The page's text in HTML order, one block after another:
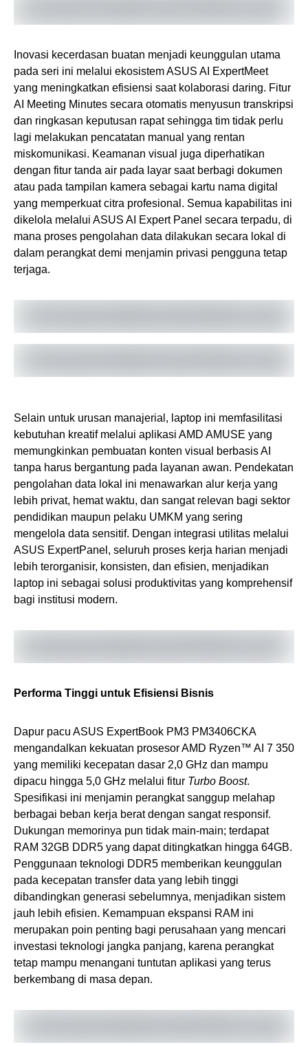
Inovasi kecerdasan buatan menjadi keunggulan utama
pada seri ini melalui ekosistem ASUS AI ExpertMeet
yang meningkatkan efisiensi saat kolaborasi daring. Fitur
AI Meeting Minutes secara otomatis menyusun transkripsi
dan ringkasan keputusan rapat sehingga tim tidak perlu
lagi melakukan pencatatan manual yang rentan
miskomunikasi. Keamanan visual juga diperhatikan
dengan fitur tanda air pada layar saat berbagi dokumen
atau pada tampilan kamera sebagai kartu nama digital
yang memperkuat citra profesional. Semua kapabilitas ini
dikelola melalui ASUS AI Expert Panel secara terpadu, di
mana proses pengolahan data dilakukan secara lokal di
dalam perangkat demi menjamin privasi pengguna tetap
terjaga.
Selain untuk urusan manajerial, laptop ini memfasilitasi
kebutuhan kreatif melalui aplikasi AMD AMUSE yang
memungkinkan pembuatan konten visual berbasis AI
tanpa harus bergantung pada layanan awan. Pendekatan
pengolahan data lokal ini menawarkan alur kerja yang
lebih privat, hemat waktu, dan sangat relevan bagi sektor
pendidikan maupun pelaku UMKM yang sering
mengelola data sensitif. Dengan integrasi utilitas melalui
ASUS ExpertPanel, seluruh proses kerja harian menjadi
lebih terorganisir, konsisten, dan efisien, menjadikan
laptop ini sebagai solusi produktivitas yang komprehensif
bagi institusi modern.
Performa Tinggi untuk Efisiensi Bisnis
Dapur pacu ASUS ExpertBook PM3 PM3406CKA
mengandalkan kekuatan prosesor AMD Ryzen™ AI 7 350
yang memiliki kecepatan dasar 2,0 GHz dan mampu
dipacu hingga 5,0 GHz melalui fitur Turbo Boost.
Spesifikasi ini menjamin perangkat sanggup melahap
berbagai beban kerja berat dengan sangat responsif.
Dukungan memorinya pun tidak main-main; terdapat
RAM 32GB DDR5 yang dapat ditingkatkan hingga 64GB.
Penggunaan teknologi DDR5 memberikan keunggulan
pada kecepatan transfer data yang lebih tinggi
dibandingkan generasi sebelumnya, menjadikan sistem
jauh lebih efisien. Kemampuan ekspansi RAM ini
merupakan poin penting bagi perusahaan yang mencari
investasi teknologi jangka panjang, karena perangkat
tetap mampu menangani tuntutan aplikasi yang terus
berkembang di masa depan.